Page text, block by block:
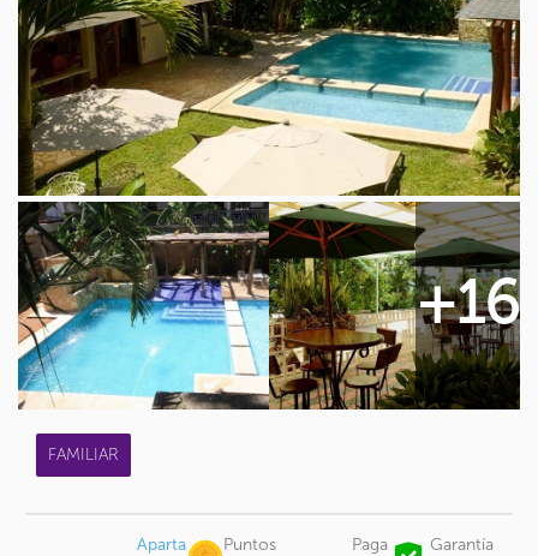
+16
FAMILIAR
Aparta
Puntos
Paga
Garantía